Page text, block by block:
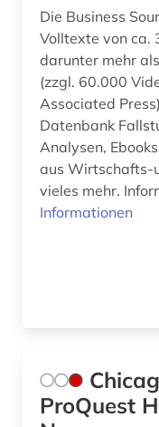
lehrmittel (2)
literatur (1)
Die Business
Volltexte von ca. 3.650 aktiven Zeitschriften,
darunter mehr
(zzgl. 60.000
Associated
Datenbank
Analysen,
aus Wirtschafts-
vieles
Informationen
ProQuest